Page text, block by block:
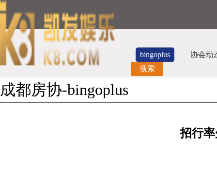
bingoplus
协会动
搜索
成都房协-bingoplus
招行